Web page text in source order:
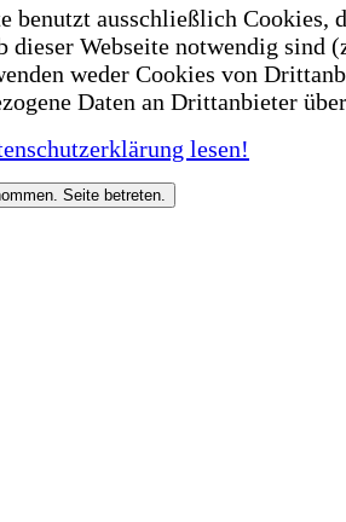
benutzt ausschließlich Cookies,
dieser Webseite notwendig sind
weder Cookies von
Daten an Drittanbieter
lesen!
Seite betreten.